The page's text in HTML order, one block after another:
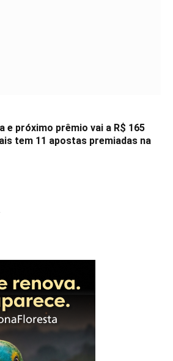
e próximo prêmio vai a R$ 165
tem 11 apostas premiadas na